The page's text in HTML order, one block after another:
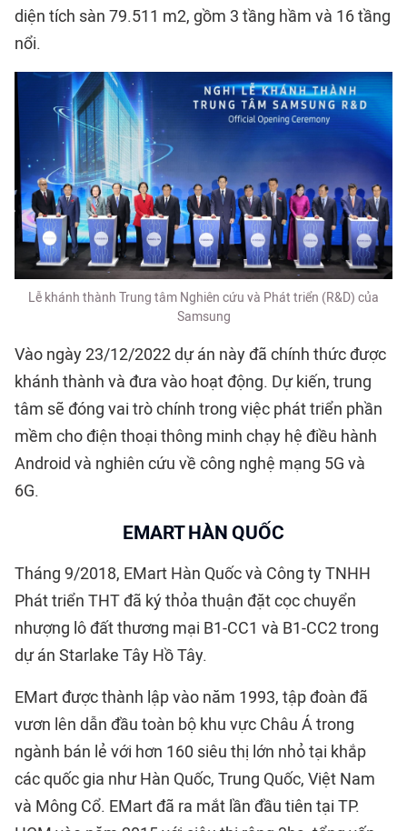
diện tích sàn 79.511 m2, gồm 3 tầng hầm và 16 tầng
nổi.
Lễ khánh thành Trung tâm Nghiên cứu và Phát triển (R&D) của
Samsung
Vào ngày 23/12/2022 dự án này đã chính thức được
khánh thành và đưa vào hoạt động. Dự kiến, trung
tâm sẽ đóng vai trò chính trong việc phát triển phần
mềm cho điện thoại thông minh chạy hệ điều hành
Android và nghiên cứu về công nghệ mạng 5G và
6G.
EMART HÀN QUỐC
Tháng 9/2018, EMart Hàn Quốc và Công ty TNHH
Phát triển THT đã ký thỏa thuận đặt cọc chuyển
nhượng lô đất thương mại B1-CC1 và B1-CC2 trong
dự án Starlake Tây Hồ Tây.
EMart được thành lập vào năm 1993, tập đoàn đã
vươn lên dẫn đầu toàn bộ khu vực Châu Á trong
ngành bán lẻ với hơn 160 siêu thị lớn nhỏ tại khắp
các quốc gia như Hàn Quốc, Trung Quốc, Việt Nam
và Mông Cổ. EMart đã ra mắt lần đầu tiên tại TP.